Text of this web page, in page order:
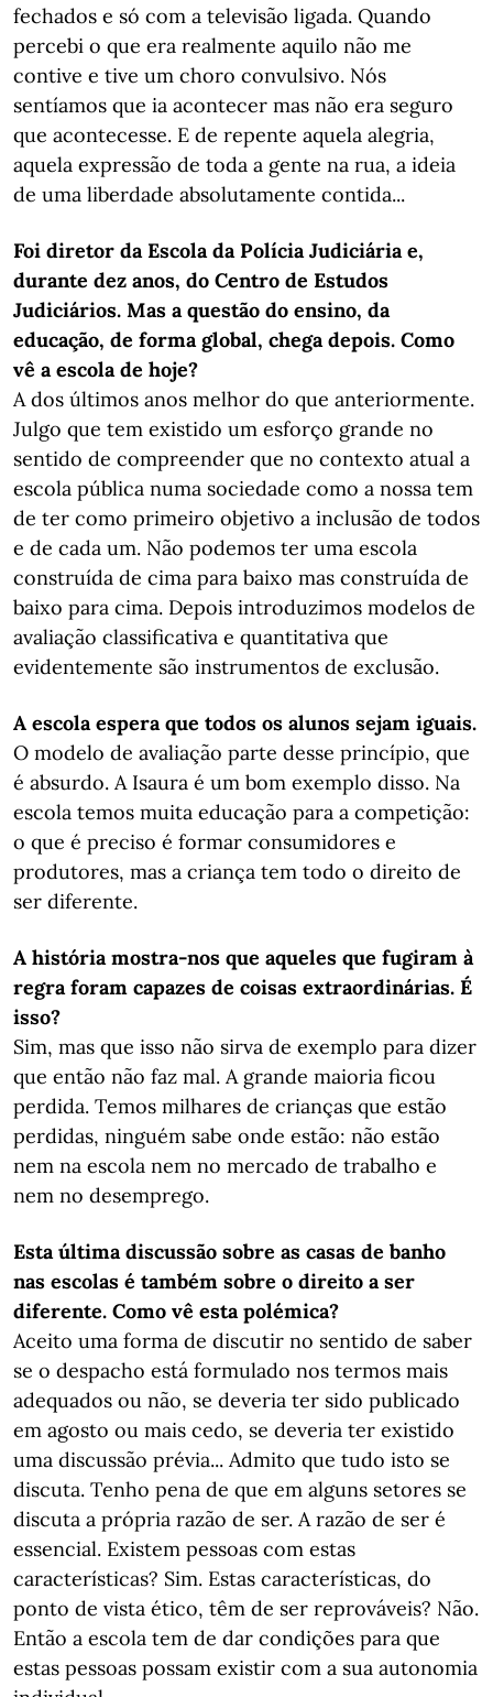
fechados e só com a televisão ligada. Quando
percebi o que era realmente aquilo não me
contive e tive um choro convulsivo. Nós
sentíamos que ia acontecer mas não era seguro
que acontecesse. E de repente aquela alegria,
aquela expressão de toda a gente na rua, a ideia
de uma liberdade absolutamente contida...
Foi diretor da Escola da Polícia Judiciária e,
durante dez anos, do Centro de Estudos
Judiciários. Mas a questão do ensino, da
educação, de forma global, chega depois. Como
vê a escola de hoje?
A dos últimos anos melhor do que anteriormente.
Julgo que tem existido um esforço grande no
sentido de compreender que no contexto atual a
escola pública numa sociedade como a nossa tem
de ter como primeiro objetivo a inclusão de todos
e de cada um. Não podemos ter uma escola
construída de cima para baixo mas construída de
baixo para cima. Depois introduzimos modelos de
avaliação classificativa e quantitativa que
evidentemente são instrumentos de exclusão.
A escola espera que todos os alunos sejam iguais.
O modelo de avaliação parte desse princípio, que
é absurdo. A Isaura é um bom exemplo disso. Na
escola temos muita educação para a competição:
o que é preciso é formar consumidores e
produtores, mas a criança tem todo o direito de
ser diferente.
A história mostra-nos que aqueles que fugiram à
regra foram capazes de coisas extraordinárias. É
isso?
​​​​​​​Sim, mas que isso não sirva de exemplo para dizer
que então não faz mal. A grande maioria ficou
perdida. Temos milhares de crianças que estão
perdidas, ninguém sabe onde estão: não estão
nem na escola nem no mercado de trabalho e
nem no desemprego.
Esta última discussão sobre as casas de banho
nas escolas é também sobre o direito a ser
diferente. Como vê estapolémica?
Aceito uma forma de discutir no sentido de saber
se o despacho está formulado nos termos mais
adequados ou não, se deveria ter sido publicado
em agosto ou mais cedo, se deveria ter existido
uma discussão prévia... Admito que tudo isto se
discuta. Tenho pena de que em alguns setores se
discuta a própria razão de ser. A razão de ser é
essencial. Existem pessoas com estas
características? Sim. Estas características, do
ponto de vista ético, têm de ser reprováveis? Não.
Então a escola tem de dar condições para que
estas pessoas possam existir com a sua autonomia